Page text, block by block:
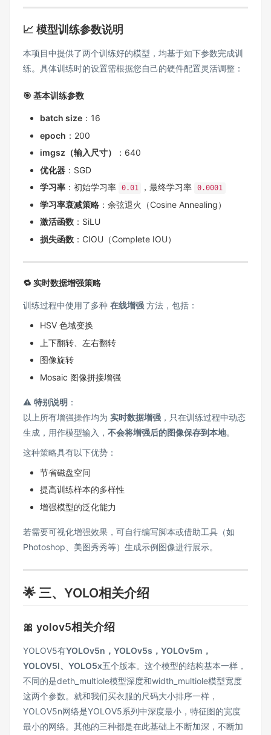
📈 模型训练参数说明
本项目中提供了两个训练好的模型，均基于如下参数完成训
练。具体训练时的设置需根据您自己的硬件配置灵活调整：
🎯 基本训练参数
batch size ：16
epoch ：200
imgsz（输入尺寸）
：640
优化器 ：SGD
学习率 ：初始学习率 0.01 ，最终学习率 0.0001
学习率衰减策略 ：余弦退火（Cosine Annealing）
激活函数 ：SiLU
损失函数 ：CIOU（Complete IOU）
🔁 实时数据增强策略
训练过程中使用了多种 在线增强 方法，包括：
HSV 色域变换
上下翻转、左右翻转
图像旋转
Mosaic 图像拼接增强
⚠️ 特别说明 ：
以上所有增强操作均为 实时数据增强 ，只在训练过程中动态
生成，用作模型输入， 不会将增强后的图像保存到本地。
这种策略具有以下优势：
节省磁盘空间
提高训练样本的多样性
增强模型的泛化能力
若需要可视化增强效果，可自行编写脚本或借助工具（如
Photoshop、美图秀秀等）生成示例图像进行展示。
🌟 三、YOLO相关介绍
🎀 yolov5相关介绍
YOLOV5有YOLOv5n，YOLOv5s，YOLOv5m，
YOLOV5l、YOLO5x五个版本。这个模型的结构基本一样，
不同的是deth_multiole模型深度和width_multiole模型宽度
这两个参数。就和我们买衣服的尺码大小排序一样，
YOLOV5n网络是YOLOV5系列中深度最小，特征图的宽度
最小的网络。其他的三种都是在此基础上不断加深，不断加